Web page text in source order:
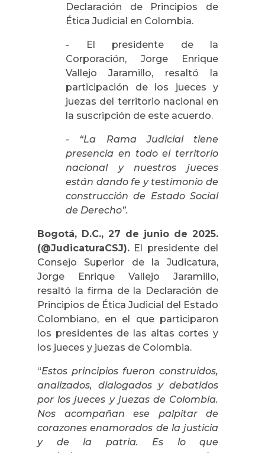
Declaración de Principios de
Ética Judicial en Colombia.
-
El presidente de la
Corporación, Jorge Enrique
Vallejo Jaramillo, resaltó la
participación de los jueces y
juezas del territorio nacional en
la suscripción de este acuerdo.
- “La Rama Judicial tiene
presencia en todo el territorio
nacional y nuestros jueces
están dando fe y testimonio de
construcción de Estado Social
de Derecho”.
Bogotá, D.C., 27 de junio de 2025.
(@JudicaturaCSJ). El presidente del
Consejo Superior de la Judicatura,
Jorge Enrique Vallejo Jaramillo,
resaltó la firma de la Declaración de
Principios de Ética Judicial del Estado
Colombiano, en el que participaron
los presidentes de las altas cortes y
los jueces y juezas de Colombia.
“Estos principios fueron construidos,
analizados, dialogados y debatidos
por los jueces y juezas de Colombia.
Nos acompañan ese palpitar de
corazones enamorados de la justicia
y de la patria. Es lo que